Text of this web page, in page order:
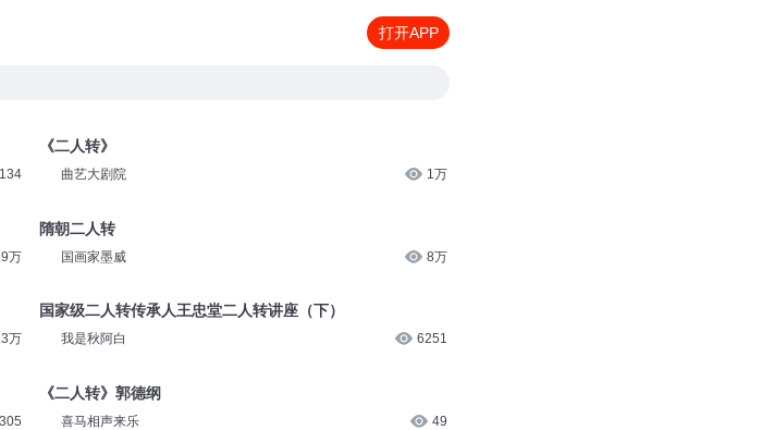
打开APP
134
万
万
305
《二人转》
曲艺大剧院 1万
隋朝二人转
国画家墨威 8万
国家级二人转传承人王忠堂二人转讲座（下）
我是秋阿白 6251
《二人转》郭德纲
喜马相声来乐 49